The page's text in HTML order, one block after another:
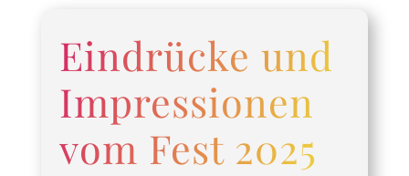
Eindrücke und
Impressionen
vom Fest 2025